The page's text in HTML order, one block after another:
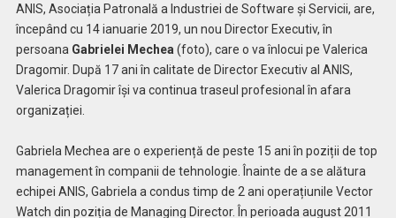
ANIS, Asociația Patronală a Industriei de Software și Servicii, are,
începând cu 14 ianuarie 2019, un nou Director Executiv, în
persoana Gabrielei Mechea (foto), care o va înlocui pe Valerica
Dragomir. După 17 ani în calitate de Director Executiv al ANIS,
Valerica Dragomir își va continua traseul profesional în afara
organizației.
Gabriela Mechea are o experiență de peste 15 ani în poziții de top
management în companii de tehnologie. Înainte de a se alătura
echipei ANIS, Gabriela a condus timp de 2 ani operațiunile Vector
Watch din poziția de Managing Director. În perioada august 2011